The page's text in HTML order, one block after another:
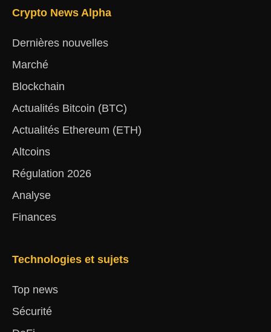
Crypto News Alpha
Dernières nouvelles
Marché
Blockchain
Actualités Bitcoin (BTC)
Actualités Ethereum (ETH)
Altcoins
Régulation 2026
Analyse
Finances
Technologies et sujets
Top news
Sécurité